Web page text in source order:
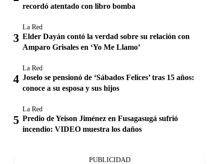
recordó atentado con libro bomba
La Red
Elder Dayán contó la verdad sobre su relación con
Amparo Grisales en ‘Yo Me Llamo’
La Red
Joselo se pensionó de ‘Sábados Felices’ tras 15 años:
conoce a su esposa y sus hijos
La Red
Predio de Yeison Jiménez en Fusagasugá sufrió
incendio: VIDEO muestra los daños
PUBLICIDAD